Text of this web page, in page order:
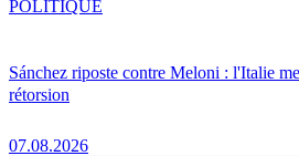
Sánchez riposte contre Meloni : l'Italie
rétorsion
07.08.2026
POLITIQUE